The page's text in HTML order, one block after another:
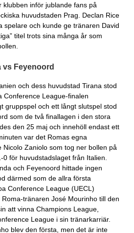
klubben inför jublande fans på
huvudstaden Prag. Declan Rice
spelare och kunde ge tränaren David
titel trots sina många år som
vs Feyenoord
och dess huvudstad Tirana stod
Conference League-finalen
gruppspel och ett långt slutspel stod
som de två finallagen i den stora
den 25 maj och innehöll endast ett
var det Romas egna
Nicolo Zaniolo som tog ner bollen på
för huvudstadslaget från Italien.
och Feyenoord hittade ingen
därmed som de allra första
Conference League (UECL)
tränaren José Mourinho till den
att vinna Champions League,
League i sin tränarkarriär.
blev den första, men det är inte